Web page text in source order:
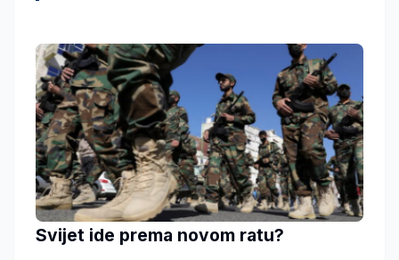
Svijet ide prema novom ratu?